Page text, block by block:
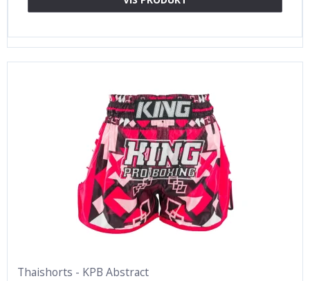
Thaishorts - KPB Abstract